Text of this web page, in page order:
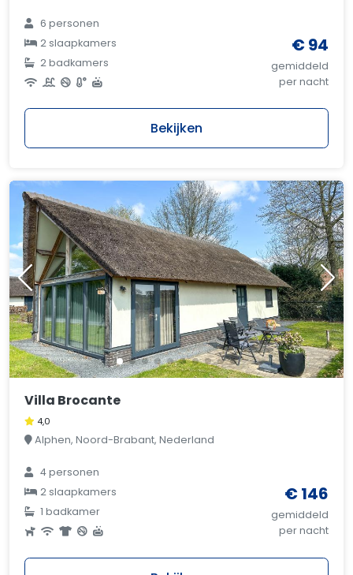
6 personen
2 slaapkamers
2 badkamers
€ 94
gemiddeld
per nacht
Bekijken
Villa Brocante
4,0
Alphen, Noord-Brabant, Nederland
4 personen
2 slaapkamers
1 badkamer
€ 146
gemiddeld
per nacht